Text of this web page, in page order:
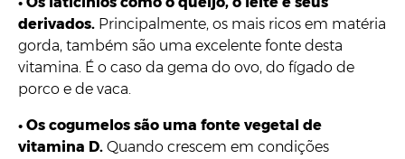
derivados. Principalmente, os mais ricos em matéria
gorda, também são uma excelente fonte desta
vitamina. É o caso da gema do ovo, do fígado de
porco e de vaca.
• Os cogumelos são uma fonte vegetal de
vitamina D. Quando crescem em condições